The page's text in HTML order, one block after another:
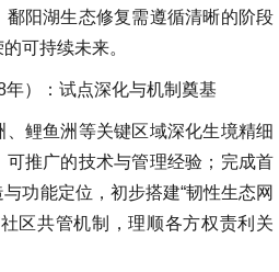
阳湖生态修复需遵循清晰的阶段
可持续未来。
年）：试点深化与机制奠基
鲤鱼洲等关键区域深化生境精细
推广的技术与管理经验；完成首
功能定位，初步搭建“韧性生态网
区共管机制，理顺各方权责利关